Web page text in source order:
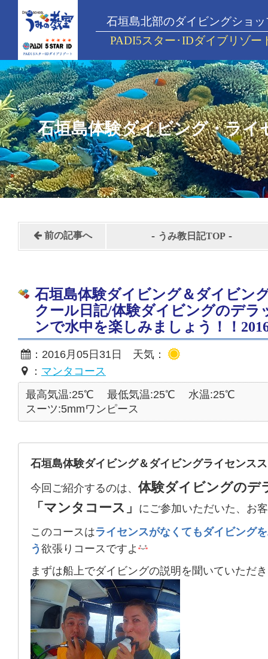
石垣島北部のダイビングショッ
PADI5スター･IDダイブリゾー
石垣島体験ダイビング・ライ
前の記事へ - うみ教日記TOP -
石垣島体験ダイビング＆ダイビン
クール日記/体験ダイビングのデラ
ンで水中を楽しみましょう！！
：2016月05日31日 天気：
： マンタコース
最高気温:25℃
最低気温:25℃
水温:25℃
スーツ:5mmワンピース
石垣島体験ダイビング＆ダイビングライセンス
今回ご紹介するのは、 体験ダイビングのデ
「マンタコース」
にご参加いただいた、お
このコースはライセンスがなくてもダイビング
う 欲張りコースですよ
まずは船上でダイビングの説明を聞いていただ